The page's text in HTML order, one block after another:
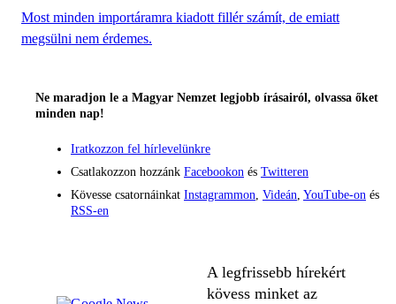
Most minden importáramra kiadott fillér számít, de emiatt
megsülni nem érdemes.
Ne maradjon le a Magyar Nemzet legjobb írásairól, olvassa őket
minden nap!
Iratkozzon fel hírlevelünkre
Csatlakozzon hozzánk Facebookon és Twitteren
Kövesse csatornáinkat Instagrammon, Videán, YouTube-on és
RSS-en
A legfrissebb hírekért
kövess minket az